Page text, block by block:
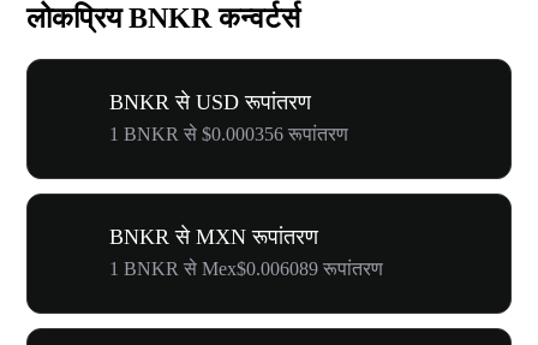
लोकप्रिय BNKR कन्वर्टर्स
BNKR से USD रूपांतरण
1 BNKR से $0.000356 रूपांतरण
BNKR से MXN रूपांतरण
1 BNKR से Mex$0.006089 रूपांतरण